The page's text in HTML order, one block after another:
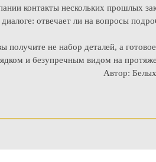
контакты нескольких прошлых
отвечает ли на вопросы
не набор деталей, а
и безупречным видом на
Автор: